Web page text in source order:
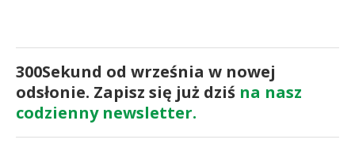
300Sekund od września w nowej
odsłonie. Zapisz się już dziś na nasz
codzienny newsletter.